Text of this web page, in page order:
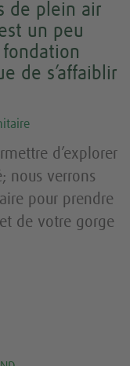
de plein air
un peu
de s’affaiblir
d’explorer
nous verrons
pour prendre
de votre gorge